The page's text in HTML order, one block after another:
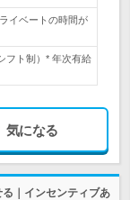
イベートの時間が
フト制）* 年次有給
気になる
｜インセンティブあ